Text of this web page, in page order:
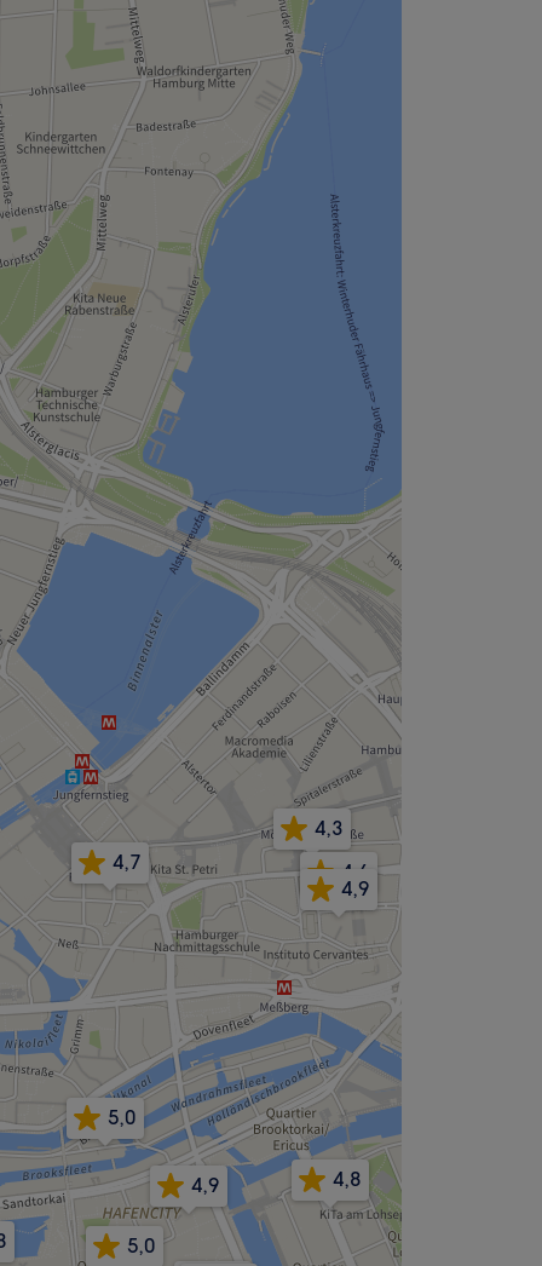
4,9
4,7
4,3
4,6
4,8
4,9
5,0
5,0